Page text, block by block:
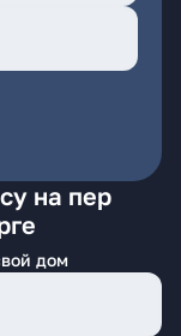
на пер
дом